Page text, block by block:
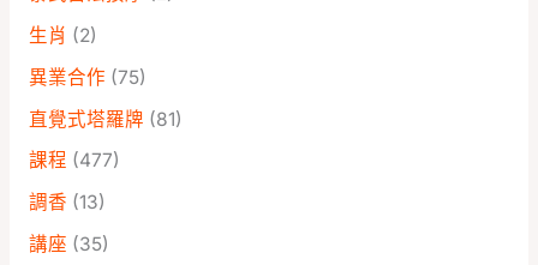
生肖 (2)
異業合作 (75)
直覺式塔羅牌 (81)
課程 (477)
調香 (13)
講座 (35)